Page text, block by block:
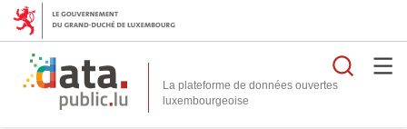
La plateforme de données ouvertes